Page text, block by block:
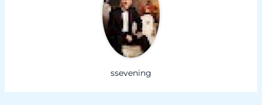
ssevening